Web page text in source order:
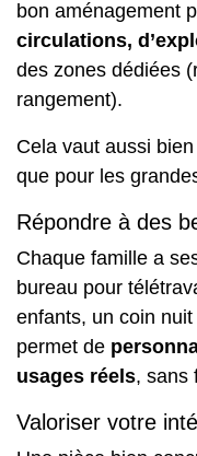
bon aménagement
circulations,
des zones dédiées
rangement).
Cela vaut aussi
que pour les
Répondre à des
Chaque famille a
bureau pour
enfants, un coin
permet de
usages réels, sans
Valoriser votre